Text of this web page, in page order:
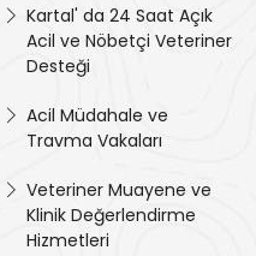
Kartal' da 24 Saat Açık
Acil ve Nöbetçi Veteriner
Desteği
Acil Müdahale ve
Travma Vakaları
Veteriner Muayene ve
Klinik Değerlendirme
Hizmetleri